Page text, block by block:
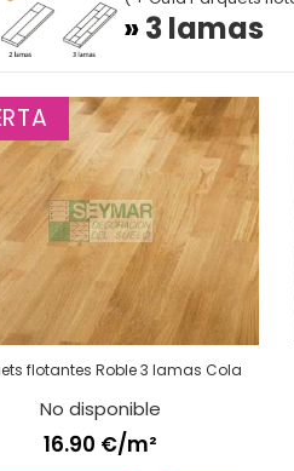
»3 lamas
flotantes Roble 3 lamas Cola
No disponible
16.90 €/m²